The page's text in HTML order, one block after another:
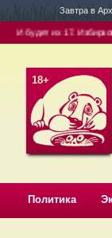
Завтра в
И будет их 17. Избирком
18+
Политика